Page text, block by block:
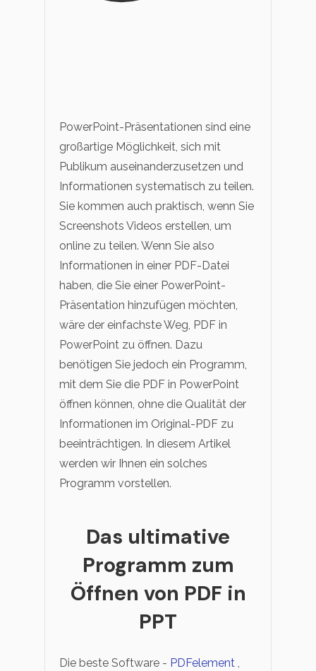
PowerPoint-Präsentationen sind eine
großartige Möglichkeit, sich mit
Publikum auseinanderzusetzen und
Informationen systematisch zu teilen.
Sie kommen auch praktisch, wenn Sie
Screenshots Videos erstellen, um
online zu teilen. Wenn Sie also
Informationen in einer PDF-Datei
haben, die Sie einer PowerPoint-
Präsentation hinzufügen möchten,
wäre der einfachste Weg, PDF in
PowerPoint zu öffnen. Dazu
benötigen Sie jedoch ein Programm,
mit dem Sie die PDF in PowerPoint
öffnen können, ohne die Qualität der
Informationen im Original-PDF zu
beeinträchtigen. In diesem Artikel
werden wir Ihnen ein solches
Programm vorstellen.
Das ultimative
Programm zum
Öffnen von PDF in
PPT
Die beste Software - PDFelement ,